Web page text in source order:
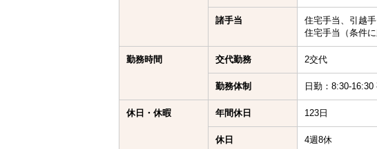
諸手当
住宅手当、引越手
住宅手当（条件に
勤務時間 交代勤務 2交代
勤務体制 日勤：8:30-
休日・休暇 年間休日 123日
休日 4週8休